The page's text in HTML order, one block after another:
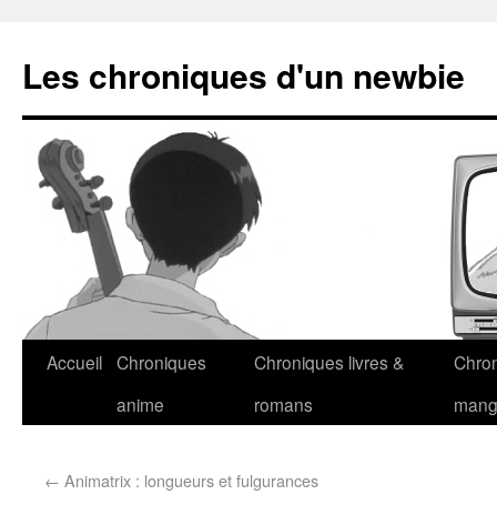
Les chroniques d'un newbie
Accueil Chroniques
anime
Chroniques livres &
romans
← Animatrix : longueurs et fulgurances